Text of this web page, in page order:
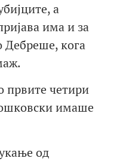
а
има и за
Дебреше, кога
првите четири
имаше
од